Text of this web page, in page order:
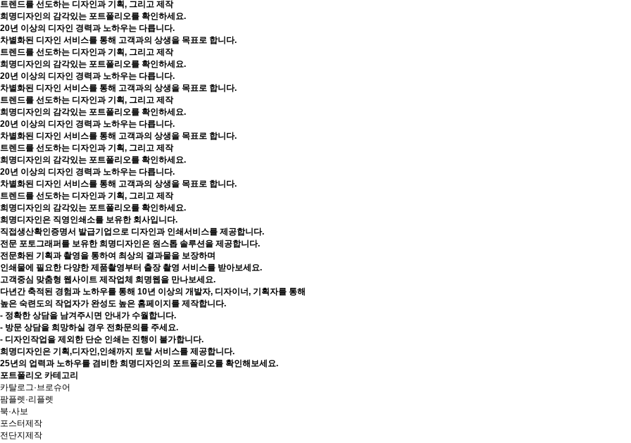
트렌드를 선도하는 디자인과 기획, 그리고 제작
희명디자인의 감각있는 포트폴리오를 확인하세요.
20년 이상의 디자인 경력과 노하우는 다릅니다.
차별화된 디자인 서비스를 통해 고객과의 상생을 목표로 합니다.
트렌드를 선도하는 디자인과 기획, 그리고 제작
희명디자인의 감각있는 포트폴리오를 확인하세요.
20년 이상의 디자인 경력과 노하우는 다릅니다.
차별화된 디자인 서비스를 통해 고객과의 상생을 목표로 합니다.
트렌드를 선도하는 디자인과 기획, 그리고 제작
희명디자인의 감각있는 포트폴리오를 확인하세요.
20년 이상의 디자인 경력과 노하우는 다릅니다.
차별화된 디자인 서비스를 통해 고객과의 상생을 목표로 합니다.
트렌드를 선도하는 디자인과 기획, 그리고 제작
희명디자인의 감각있는 포트폴리오를 확인하세요.
20년 이상의 디자인 경력과 노하우는 다릅니다.
차별화된 디자인 서비스를 통해 고객과의 상생을 목표로 합니다.
트렌드를 선도하는 디자인과 기획, 그리고 제작
희명디자인의 감각있는 포트폴리오를 확인하세요.
희명디자인은 직영인쇄소를 보유한 회사입니다.
직접생산확인증명서 발급기업으로 디자인과 인쇄서비스를 제공합니다.
전문 포토그래퍼를 보유한 희명디자인은 원스톱 솔루션을 제공합니다.
전문화된 기획과 촬영을 통하여 최상의 결과물을 보장하며
인쇄물에 필요한 다양한 제품촬영부터 출장 촬영 서비스를 받아보세요.
고객중심 맞춤형 웹사이트 제작업체 희명웹을 만나보세요.
다년간 축적된 경험과 노하우를 통해 10년 이상의 개발자, 디자이너, 기획자를 통해
높은 숙련도의 작업자가 완성도 높은 홈페이지를 제작합니다.
- 정확한 상담을 남겨주시면 안내가 수월합니다.
- 방문 상담을 희망하실 경우 전화문의를 주세요.
- 디자인작업을 제외한 단순 인쇄는 진행이 불가합니다.
희명디자인은 기획,디자인,인쇄까지 토탈 서비스를 제공합니다.
25년의 업력과 노하우를 겸비한 희명디자인의 포트폴리오를 확인해보세요.
포트폴리오 카테고리
카탈로그·브로슈어
팜플렛·리플렛
북·사보
포스터제작
전단지제작